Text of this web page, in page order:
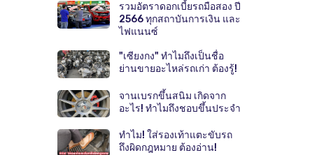
รวมอัตราดอกเบี้ยรถมือสอง ปี
2566 ทุกสถาบันการเงิน และ
ไฟแนนซ์
"เซียงกง" ทำไมถึงเป็นชื่อ
ย่านขายอะไหล่รถเก่า ต้องรู้!
จานเบรกขึ้นสนิม เกิดจาก
อะไร! ทำไมถึงชอบขึ้นประจำ
ทำไม! ใส่รองเท้าแตะขับรถ
ถึงผิดกฎหมาย ต้องอ่าน!